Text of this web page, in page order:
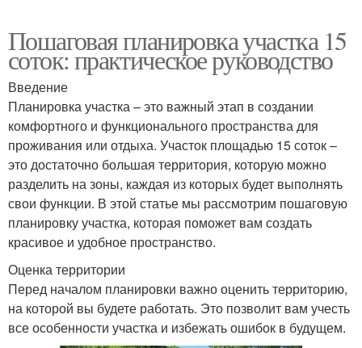
Пошаговая планировка участка 15
соток: практическое руководство
Введение
Планировка участка – это важный этап в создании
комфортного и функционального пространства для
проживания или отдыха. Участок площадью 15 соток –
это достаточно большая территория, которую можно
разделить на зоны, каждая из которых будет выполнять
свои функции. В этой статье мы рассмотрим пошаговую
планировку участка, которая поможет вам создать
красивое и удобное пространство.
Оценка территории
Перед началом планировки важно оценить территорию,
на которой вы будете работать. Это позволит вам учесть
все особенности участка и избежать ошибок в будущем.